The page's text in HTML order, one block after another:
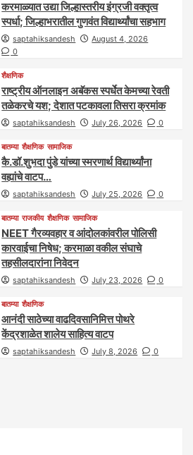
करमाळ्यात उद्या जिल्हास्तरीय इंग्रजी वक्तृत्व
स्पर्धा; जिल्हाभरातील गुणवंत विद्यार्थ्यांचा सहभाग
saptahiksandesh
August 4, 2026
0
शैक्षणिक
राष्ट्रीय ऑनलाइन अबॅकस स्पर्धेत केमच्या रेवती
तळेकरचे यश; देशात पटकावला तिसरा क्रमांक
saptahiksandesh July 26, 2026 0
बातम्या शैक्षणिक सामाजिक
कै.डॉ.शुभदा पुंडे यांच्या स्मरणार्थ विद्यार्थ्यांना
वह्यांचे वाटप…
saptahiksandesh July 25, 2026 0
बातम्या राजकीय शैक्षणिक सामाजिक
NEET गैरव्यवहार व आंदोलकांवरील पोलिसी
कारवाईचा निषेध; करमाळा वकील संघाचे
तहसीलदारांना निवेदन
saptahiksandesh July 23, 2026 0
बातम्या शैक्षणिक
आनंदी साठेच्या वाढदिवसानिमित्त पोथरे
केंद्रशाळेत शालेय साहित्य वाटप
saptahiksandesh July 8, 2026 0